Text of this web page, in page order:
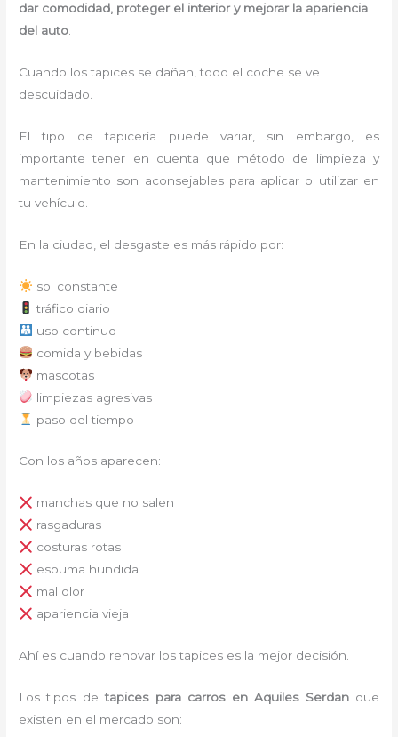
dar comodidad, proteger el interior y mejorar la apariencia
del auto
Cuando los tapices se dañan, todo el coche se ve
descuidado.
El tipo de tapicería puede variar, sin embargo, es
importante tener en cuenta que método de limpieza y
mantenimiento son aconsejables para aplicar o utilizar en
tu vehículo.
En la ciudad, el desgaste es más rápido por:
sol constante
tráfico diario
uso continuo
comida y bebidas
mascotas
limpiezas agresivas
paso del tiempo
Con los años aparecen:
manchas que no salen
rasgaduras
costuras rotas
espuma hundida
mal olor
apariencia vieja
Ahí es cuando renovar los tapices es la mejor decisión.
Los tipos detapices para carrosen Aquiles Serdanque
existen en el mercado son: